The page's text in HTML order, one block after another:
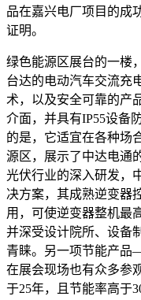
品在嘉兴电厂项目的成
证明。
绿色能源区展台的一楼
台达的电动汽车交流充
术，以及安全可靠的产
介面，并具有IP55设备
的是，它适宜在各种场
源区，展示了中达电通
光伏行业的深入研发，
决方案，其成熟逆变器
用，可使逆变器整机最
并深受设计院所、设备
青睐。另一项节能产
在展会现场也有众多参
于25年，且节能率高于